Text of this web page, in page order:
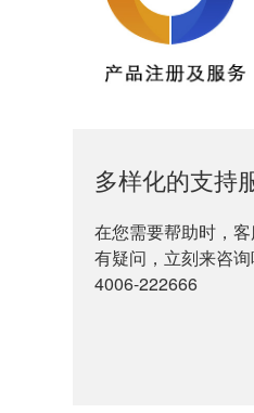
多样化的支持
在您需要帮助时，
有疑问，立刻来咨询
4006-222666